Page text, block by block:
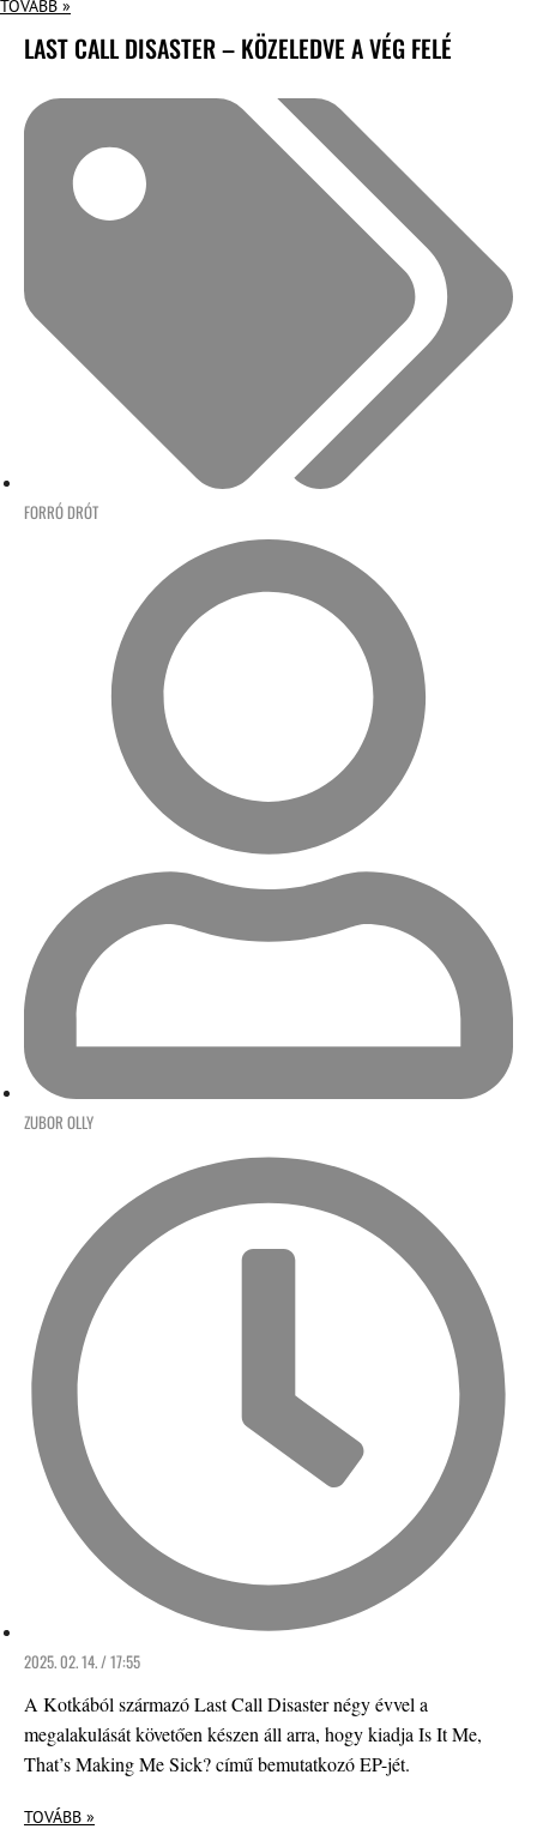
TOVÁBB »
LAST CALL DISASTER – KÖZELEDVE A VÉG FELÉ
FORRÓ DRÓT
ZUBOR OLLY
2025. 02. 14. / 17:55
A Kotkából származó Last Call Disaster négy évvel a
megalakulását követően készen áll arra, hogy kiadja Is It Me,
That’s Making Me Sick? című bemutatkozó EP-jét.
TOVÁBB »